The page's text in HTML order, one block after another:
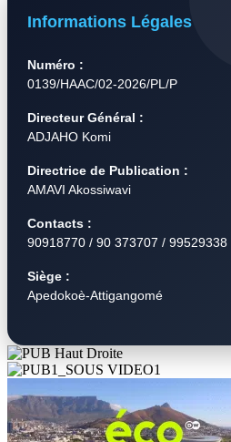
Informations Légales
Numéro :
0139/HAAC/02-2026/PL/P
Directeur Général :
ADJAHO Komi
Directrice de Publication :
AMAVI Akossiwavi
Contacts :
90918770 / 90 373707 / 99529338
Siège :
Apedokoè-Attigangomé